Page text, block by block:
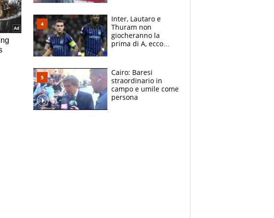
e dalla morte di
Raiola
Inter, Lautaro e
Thuram non
giocheranno la
prima di A, ecco
Esposito ma la
garanzia è Stankovic
Cairo: Baresi
straordinario in
campo e umile come
persona